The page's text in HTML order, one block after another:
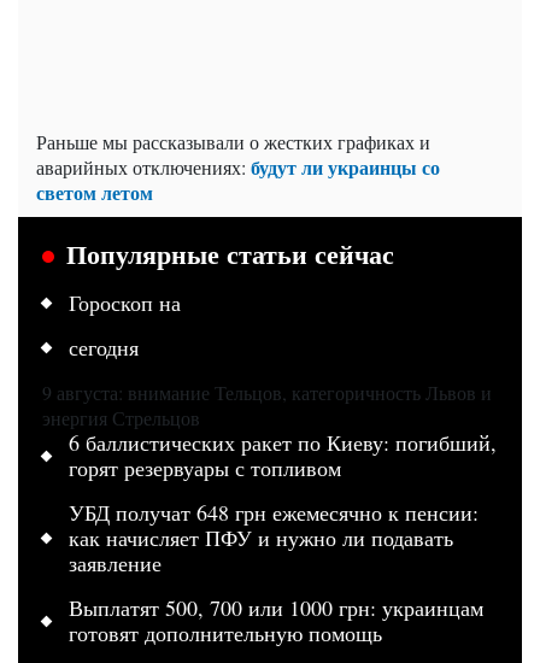
Раньше мы рассказывали о жестких графиках и
аварийных отключениях: будут ли украинцы со
светом летом
Популярные статьи сейчас
Гороскоп на
сегодня
9 августа: внимание Тельцов, категоричность Львов и
энергия Стрельцов
6 баллистических ракет по Киеву: погибший,
горят резервуары с топливом
УБД получат 648 грн ежемесячно к пенсии:
как начисляет ПФУ и нужно ли подавать
заявление
Выплатят 500, 700 или 1000 грн: украинцам
готовят дополнительную помощь